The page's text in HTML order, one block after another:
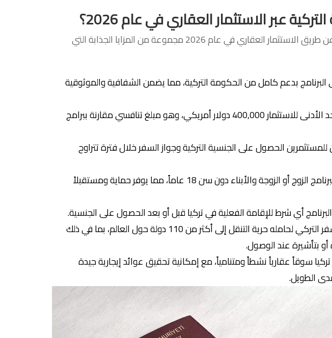
عبر الاستثمار العقاري في عام 2026؟
يقدم برنامج الجنسية التركية عن طريق الاستثمار العقاري في عام 2026 مجموعة من المزايا الجذابة التي
بدعم كامل من الحكومة التركية، مما يضمن الشفافية والموثوقية
حد استثماري تنافسي: يبلغ الحد الأدنى للاستثمار 400,000 دولار أمريكي، وهو مبلغ تنافسي مقارنة ببرامج
الحصول على الجنسية التركية وجواز السفر خلال فترة تتراوح
شمول أفراد الأسرة: يشمل البرنامج الزوج أو الزوجة والأبناء دون سن 18 عاماً، مما يوفر حماية ومستقبلاً
أي شرط للإقامة الفعلية في تركيا قبل أو بعد الحصول على الجنسية.
جواز سفر قوي: يمنح جواز السفر التركي لحامله حرية التنقل إلى أكثر من 110 دولة حول العالم، بما في ذلك
بتأشيرة عند الوصول.
سوقاً عقارياً نشطاً ومتنامياً، مع إمكانية تحقيق عوائد إيجارية جيدة
الطويل.